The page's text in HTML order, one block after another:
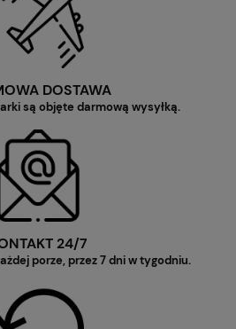
DOSTAWA
są objęte darmową wysyłką.
24/7
porze, przez 7 dni w tygodniu.